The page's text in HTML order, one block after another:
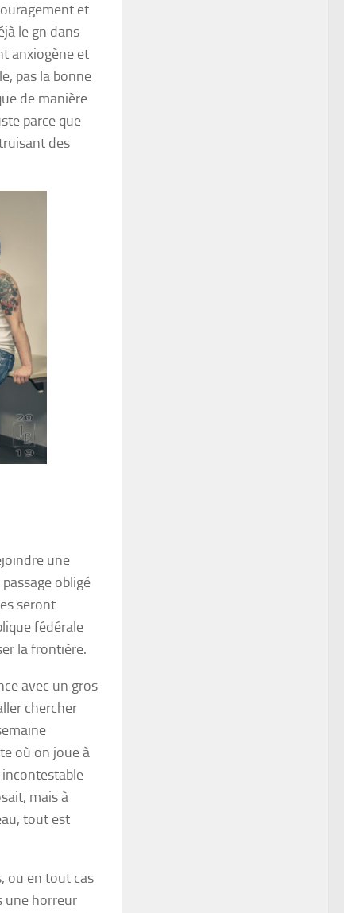
et
le gn dans
anxiogène et
pas la bonne
de manière
parce que
des
une
obligé
seront
fédérale
la frontière.
avec un gros
chercher
où on joue à
incontestable
mais à
tout est
ou en tout cas
une horreur